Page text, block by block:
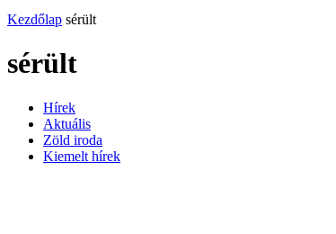
Kezdőlap sérült
sérült
Hírek
Aktuális
Zöld iroda
Kiemelt hírek